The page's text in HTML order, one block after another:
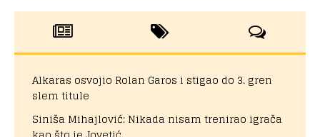
Alkaras osvojio Rolan Garos i stigao do 3. gren
slem titule
Siniša Mihajlović: Nikada nisam trenirao igrača